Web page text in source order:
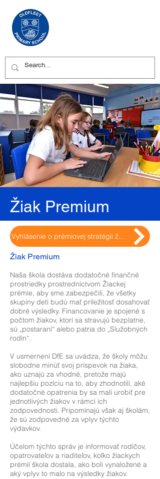
Žiak Premium
Vyhlásenie o prémiovej stratégii žiaka
Žiak Premium
Naša škola dostáva dodatočné finančné
prostriedky prostredníctvom Žiackej
prémie, aby sme zabezpečili, že všetky
skupiny detí budú mať príležitosť dosahovať
dobré výsledky. Financovanie je spojené s
počtom žiakov, ktorí sa stravujú bezplatne,
sú „postaraní“ alebo patria do „Služobných
rodín“.
V usmernení DfE sa uvádza, že školy môžu
slobodne minúť svoj príspevok na žiaka,
ako uznajú za vhodné, pretože majú
najlepšiu pozíciu na to, aby zhodnotili, aké
dodatočné opatrenia by sa mali urobiť pre
jednotlivých žiakov v rámci ich
zodpovednosti. Pripomínajú však aj školám,
že sú zodpovedné za vplyv týchto
výdavkov.
Účelom týchto správ je informovať rodičov,
opatrovateľov a riaditeľov, koľko žiackych
prémií škola dostala, ako boli vynaložené a
aký vplyv to malo na výsledky žiakov.